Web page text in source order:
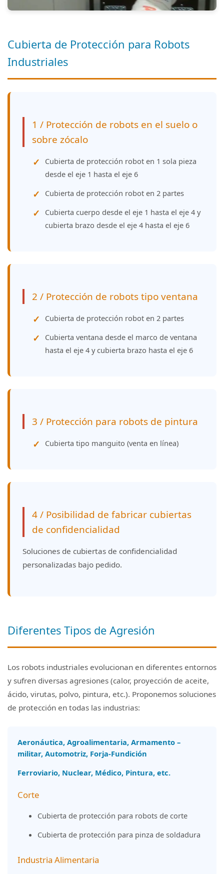
Cubierta de Protección para Robots
Industriales
1 / Protección de robots en el suelo o
sobre zócalo
Cubierta de protección robot en 1 sola pieza
desde el eje 1 hasta el eje 6
Cubierta de protección robot en 2 partes
Cubierta cuerpo desde el eje 1 hasta el eje 4 y
cubierta brazo desde el eje 4 hasta el eje 6
2 / Protección de robots tipo ventana
Cubierta de protección robot en 2 partes
Cubierta ventana desde el marco de ventana
hasta el eje 4 y cubierta brazo hasta el eje 6
3 / Protección para robots de pintura
Cubierta tipo manguito (venta en línea)
4 / Posibilidad de fabricar cubiertas
de confidencialidad
Soluciones de cubiertas de confidencialidad
personalizadas bajo pedido.
Diferentes Tipos de Agresión
Los robots industriales evolucionan en diferentes entornos
y sufren diversas agresiones (calor, proyección de aceite,
ácido, virutas, polvo, pintura, etc.). Proponemos soluciones
de protección en todas las industrias:
Aeronáutica, Agroalimentaria, Armamento –
militar, Automotriz, Forja-Fundición
Ferroviario, Nuclear, Médico, Pintura, etc.
Corte
Cubierta de protección para robots de corte
Cubierta de protección para pinza de soldadura
Industria Alimentaria